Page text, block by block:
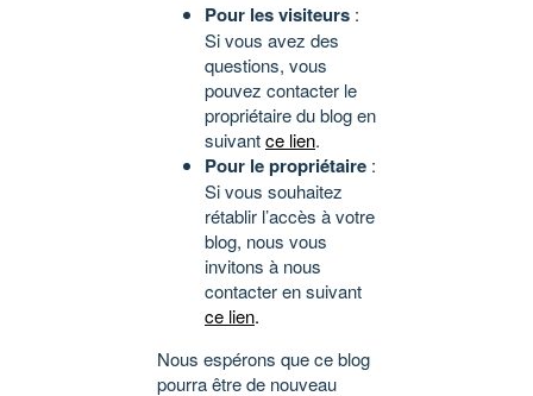
Pour les visiteurs :
Si vous avez des
questions, vous
pouvez contacter le
propriétaire du blog en
suivantce lien.
Pour le propriétaire :
Si vous souhaitez
rétablir l’accès à votre
blog, nous vous
invitons à nous
contacter en suivant
ce lien.
Nous espérons que ce blog
pourra être de nouveau